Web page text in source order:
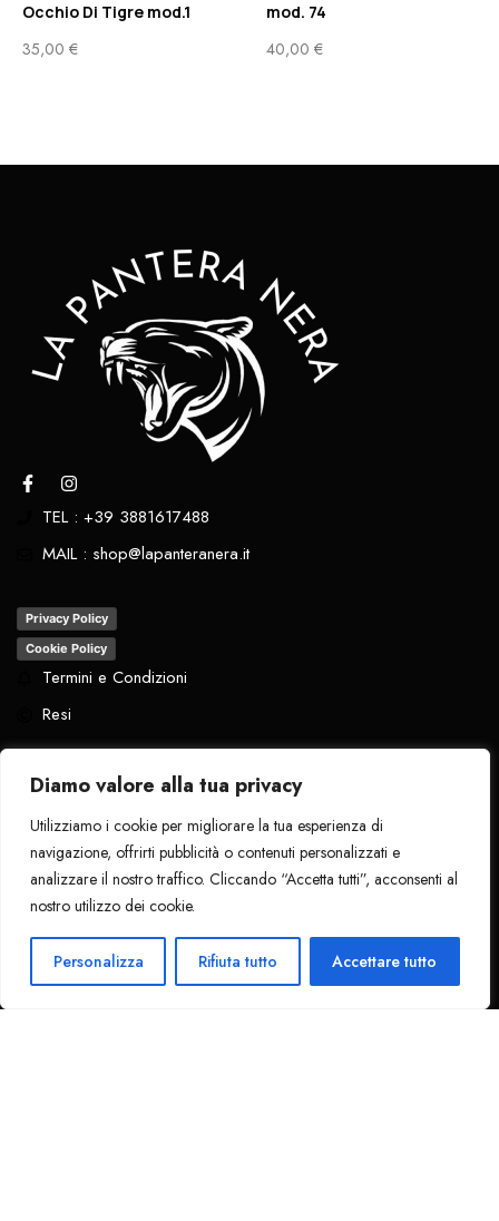
Diamo valore alla tua privacy
Utilizziamo i cookie per migliorare la tua esperienza di
navigazione, offrirti pubblicità o contenuti personalizzati e
analizzare il nostro traffico. Cliccando “Accetta tutti”, acconsenti al
nostro utilizzo dei cookie.
Personalizza Rifiuta tutto Accettare tutto
Occhio Di Tigre mod.1
35,00 €
mod. 74
40,00 €
TEL : +39 3881617488
MAIL : shop@lapanteranera.it
Privacy Policy
Cookie Policy
Termini e Condizioni
Resi
Tutti i diritti riservati . 2024 - La Pantera
Nera
Ciao!